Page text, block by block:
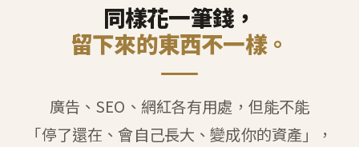
同樣花一筆錢，
留下來的東西不一樣。
廣告、SEO、網紅各有用處，但能不能
「停了還在、會自己長大、變成你的資產」，